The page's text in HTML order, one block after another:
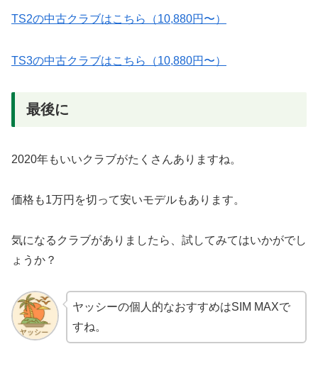
TS2の中古クラブはこちら（10,880円〜）
TS3の中古クラブはこちら（10,880円〜）
最後に
2020年もいいクラブがたくさんありますね。
価格も1万円を切って安いモデルもあります。
気になるクラブがありましたら、試してみてはいかがでし
ょうか？
ヤッシーの個人的なおすすめはSIM MAXで
すね。